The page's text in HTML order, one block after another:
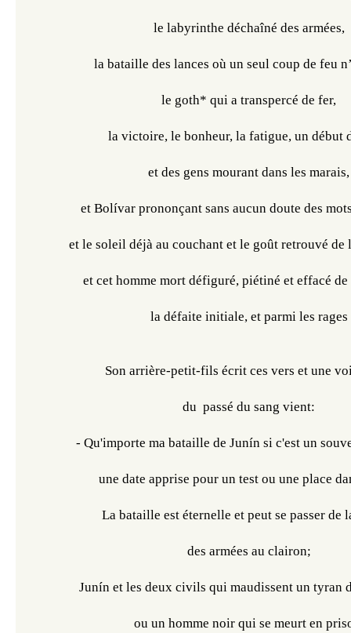
le labyrinthe déchaîné des armées,
la bataille des lances où un seul coup de feu
le goth* qui a transpercé de fer,
la victoire, le bonheur, la fatigue, un début
et des gens mourant dans les marais,
et Bolívar prononçant sans aucun doute des
et le soleil déjà au couchant et le goût retrouvé de
et cet homme mort défiguré, piétiné et effacé
la défaite initiale, et parmi les rages
Son arrière-petit-fils écrit ces vers et une
du  passé du sang vient:
- Qu'importe ma bataille de Junín si c'est un
une date apprise pour un test ou une place
La bataille est éternelle et peut se passer de
des armées au clairon;
Junín et les deux civils qui maudissent un tyran
ou un homme noir qui se meurt en